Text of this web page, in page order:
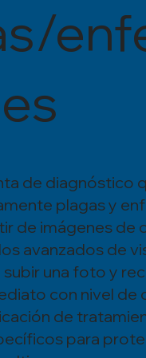
de diagnóstico
plagas y
de imágenes de
avanzados de
una foto y
con nivel de
de
para